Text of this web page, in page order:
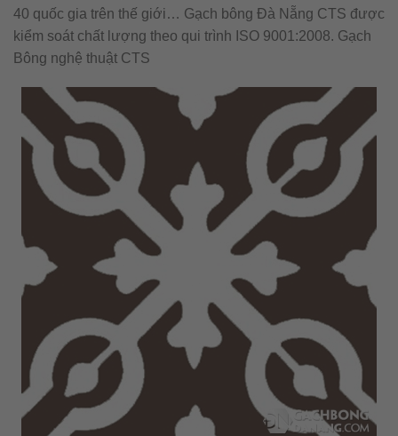
40 quốc gia trên thế giới… Gạch bông Đà Nẵng CTS được
kiểm soát chất lượng theo qui trình ISO 9001:2008. Gạch
Bông nghệ thuật CTS